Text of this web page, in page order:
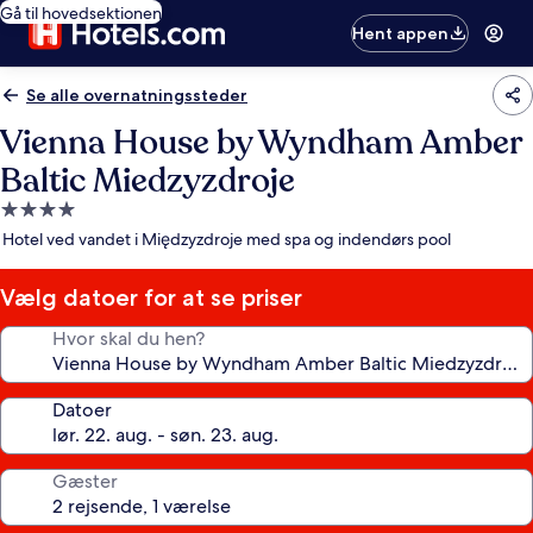
Gå til hovedsektionen
Hent appen
Se alle overnatningssteder
Vienna House by Wyndham Amber
Baltic Miedzyzdroje
4.0-
stjernet
Hotel ved vandet i Międzyzdroje med spa og indendørs pool
Vælg datoer for at se priser
Hvor skal du hen?
Datoer
Gæster